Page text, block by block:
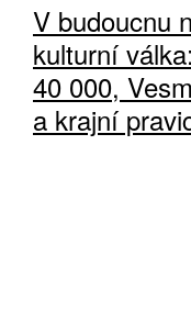
V budoucnu
kulturní
40 000,
a krajní